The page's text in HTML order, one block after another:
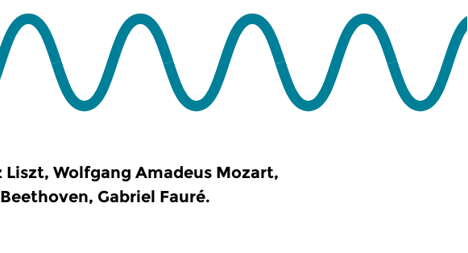
Wolfgang Amadeus Mozart,
Gabriel Fauré.